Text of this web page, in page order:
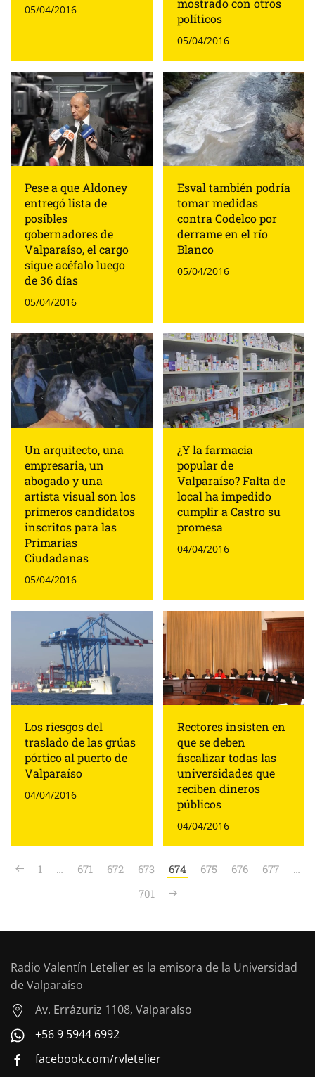
05/04/2016
mostrado con otros
políticos
05/04/2016
Pese a que Aldoney
entregó lista de
posibles
gobernadores de
Valparaíso, el cargo
sigue acéfalo luego
de 36 días
05/04/2016
Esval también podría
tomar medidas
contra Codelco por
derrame en el río
Blanco
05/04/2016
Un arquitecto, una
empresaria, un
abogado y una
artista visual son los
primeros candidatos
inscritos para las
Primarias
Ciudadanas
05/04/2016
¿Y la farmacia
popular de
Valparaíso? Falta de
local ha impedido
cumplir a Castro su
promesa
04/04/2016
Los riesgos del
traslado de las grúas
pórtico al puerto de
Valparaíso
04/04/2016
Rectores insisten en
que se deben
fiscalizar todas las
universidades que
reciben dineros
públicos
04/04/2016
1 … 671 672 673 674 675 676 677
…
701
Radio Valentín Letelier es la emisora de la Universidad
de Valparaíso
Av. Errázuriz 1108, Valparaíso
+56 9 5944 6992
facebook.com/rvletelier